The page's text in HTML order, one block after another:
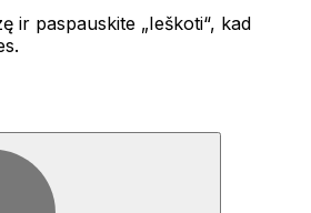
ir paspauskite „Ieškoti“, kad